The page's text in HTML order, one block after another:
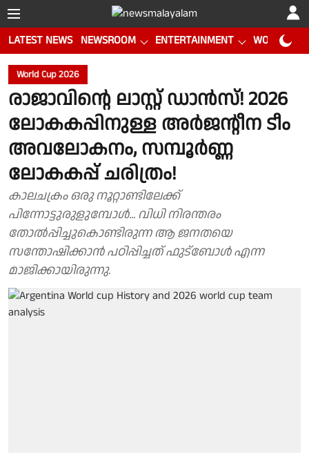
LATEST NEWS NEWSROOM ENTERTAINMENT WORLD CUP
World Cup 2026
രാജാവിൻ്റെ ലാസ്റ്റ് ഡാൻസ്! 2026
ലോകകപ്പിനുള്ള അർജൻ്റീന ടീം
അവലോകനം, സമ്പൂർണ്ണ
ലോകകപ്പ് ചരിത്രം!
കാലചക്രം ഒരു നൂറ്റാണ്ടിലേക്ക്
പിന്നോട്ടുരുളുമ്പോൾ... വിധി നിരന്തരം
തോൽപ്പിച്ചുകൊണ്ടിരുന്ന ആ ജനതയെ
സന്തോഷിക്കാൻ പഠിപ്പിച്ചത് ഫുട്ബോൾ എന്ന
മാജിക്കായിരുന്നു.